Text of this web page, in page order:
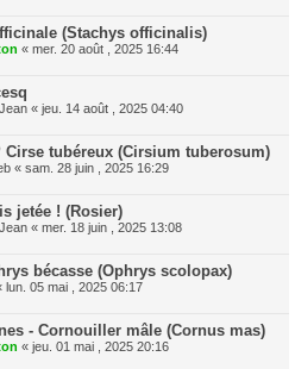
(Stachys officinalis)
« mer. 20 août , 2025 16:44
« jeu. 14 août , 2025 04:40
tubéreux (Cirsium tuberosum)
« sam. 28 juin , 2025 16:29
jetée ! (Rosier)
« mer. 18 juin , 2025 13:08
bécasse (Ophrys scolopax)
lun. 05 mai , 2025 06:17
- Cornouiller mâle (Cornus mas)
« jeu. 01 mai , 2025 20:16